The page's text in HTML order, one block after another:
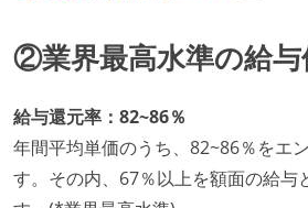
②業界最高水準の給与
給与還元率：82~86％
年間平均単価のうち、82~86％をエ
す。その内、67％以上を額面の給与